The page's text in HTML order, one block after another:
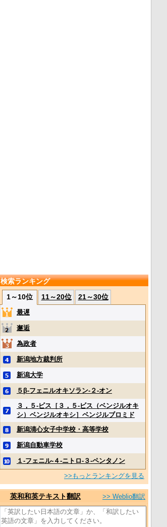
検索ランキング
1～10位
11～20位 21～30位
最遅
邂逅
為政者
新潟地方裁判所
新潟大学
５β‐フェニルオキソラン‐２‐オン
３，５‐ビス［３，５‐ビス（ベンジルオキ
シ）ベンジルオキシ］ベンジルブロミド
新潟清心女子中学校・高等学校
新潟自動車学校
１‐フェニル‐４‐ニトロ‐３‐ペンタノン
>>もっとランキングを見る
英和和英テキスト翻訳 >> Weblio翻訳